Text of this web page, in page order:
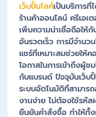
เว็บปั้มไลค์เป็นบริการที่
ร้านค้าออนไลน์ ครีเอเ
เพิ่มความน่าเชื่อถือให้กั
อันรวดเร็ว การมีจำน
แชร์ที่เหมาะสมช่วยให้
โอกาสในการเข้าถึงผู้
กับแบรนด์ ปัจจุบันเว็บ
ระบบอัตโนมัติที่สามาร
งานง่าย ไม่ต้องใช้รหัส
ยืนยันคำสั่งซื้อ ทำให้ทั้